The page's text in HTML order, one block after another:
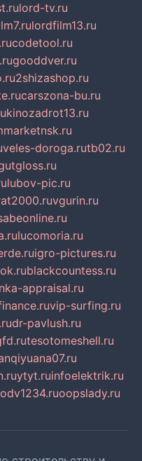
lord-tv.ru
lordfilm13.ru
codetool.ru
gooddver.ru
2shizashop.ru
carszona-bu.ru
kinozadrot13.ru
veles-doroga.rutb02.ru
lubov-pic.ru
vgurin.ru
lucomoria.ru
igro-pictures.ru
blackcountess.ru
appraisal.ru
vip-surfing.ru
dr-pavlush.ru
tesotomeshell.ru
ytyt.ruinfoelektrik.ru
oopslady.ru